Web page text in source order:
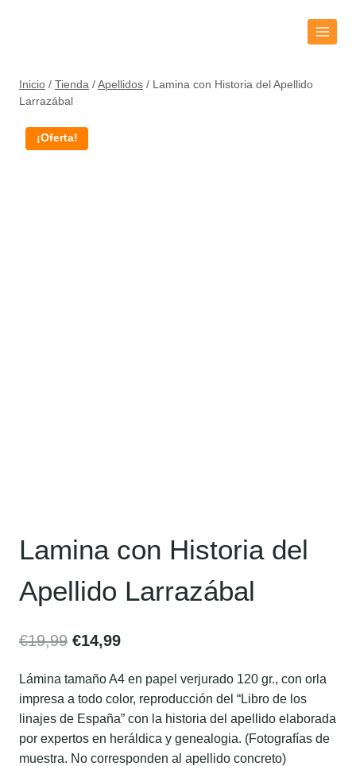
Inicio / Tienda / Apellidos / Lamina con Historia del Apellido
Larrazábal
¡Oferta!
Lamina con Historia del
Apellido Larrazábal
€19,99 €14,99
Lámina tamaño A4 en papel verjurado 120 gr., con orla
impresa a todo color, reproducción del “Libro de los
linajes de España” con la historia del apellido elaborada
por expertos en heráldica y genealogia. (Fotografías de
muestra. No corresponden al apellido concreto)